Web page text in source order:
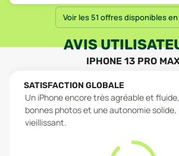
Voir les 51 offres disponibles
AVIS
IPHONE 13 PRO
SATISFACTION GLOBALE
Un iPhone encore très agréable et
bonnes photos et une autonomie solide,
vieillissant.